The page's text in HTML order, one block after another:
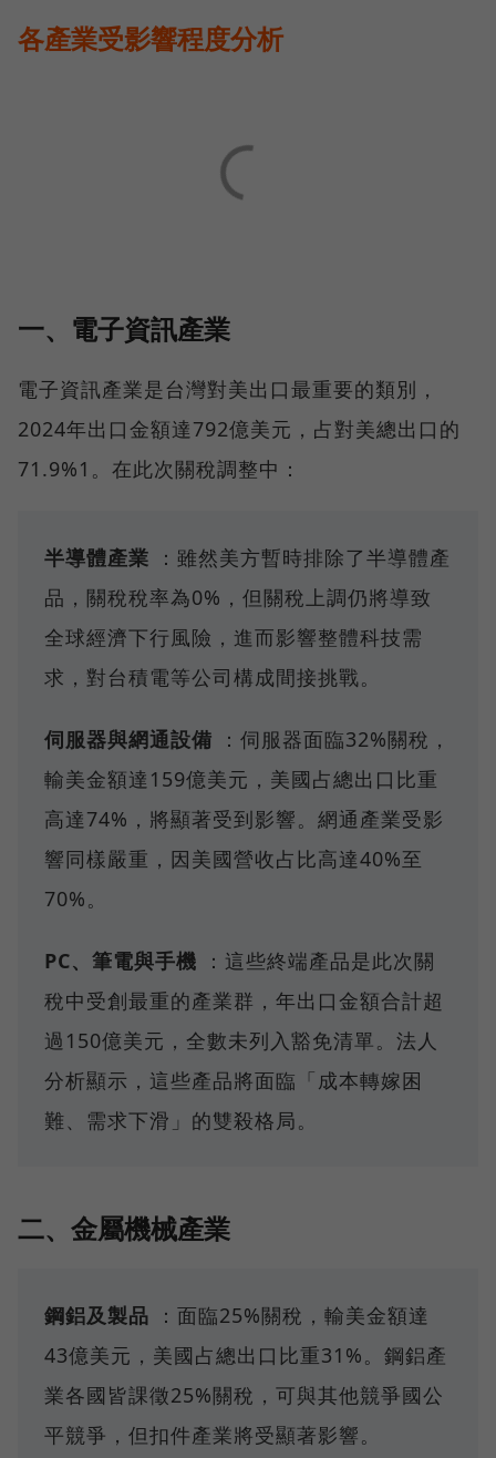
各產業受影響程度分析
一、電子資訊產業
電子資訊產業是台灣對美出口最重要的類別，
2024年出口金額達792億美元，占對美總出口的
71.9%1。在此次關稅調整中：
半導體產業 ：雖然美方暫時排除了半導體產
品，關稅稅率為0%，但關稅上調仍將導致
全球經濟下行風險，進而影響整體科技需
求，對台積電等公司構成間接挑戰。
伺服器與網通設備 ：伺服器面臨32%關稅，
輸美金額達159億美元，美國占總出口比重
高達74%，將顯著受到影響。網通產業受影
響同樣嚴重，因美國營收占比高達40%至
70%。
PC、筆電與手機 ：這些終端產品是此次關
稅中受創最重的產業群，年出口金額合計超
過150億美元，全數未列入豁免清單。法人
分析顯示，這些產品將面臨「成本轉嫁困
難、需求下滑」的雙殺格局。
二、金屬機械產業
鋼鋁及製品 ：面臨25%關稅，輸美金額達
43億美元，美國占總出口比重31%。鋼鋁產
業各國皆課徵25%關稅，可與其他競爭國公
平競爭，但扣件產業將受顯著影響。